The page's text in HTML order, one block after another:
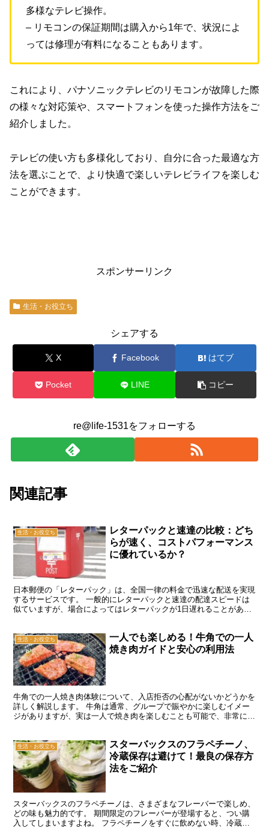
多様なテレビ操作。
– リモコンの保証期間は購入から1年で、状況によ
っては修理が有料になることもあります。
これにより、パナソニックテレビのリモコンが故障した際
の様々な対応策や、スマートフォンを使った操作方法をご
紹介しました。
テレビの使い方も多様化しており、自分に合った最適な方
法を選ぶことで、より快適で楽しいテレビライフを楽しむ
ことができます。
スポンサーリンク
生活・お役立ち
シェアする
X Facebook はてブ
Pocket LINE コピー
re@life-1531をフォローする
関連記事
生活・お役立ち
レターパックと速達の比較：どち
らが速く、コストパフォーマンス
に優れているか？
日本郵便の「レターパック」は、全国一律の料金で迅速な配送を実現
するサービスです。 一般的にレターパックと速達の配達スピードは
似ていますが、場合によってはレターパックが1日遅れることがあり
生活・お役立ち
一人でも楽しめる！牛角での一人
焼き肉ガイドと安心の利用法
牛角での一人焼き肉体験について、入店拒否の心配がないかどうかを
詳しく解説します。 牛角は通常、グループで賑やかに楽しむイメー
ジがありますが、実は一人で焼き肉を楽しむことも可能で、非常に快
生活・お役立ち
スターバックスのフラペチーノ、
冷蔵保存は避けて！最良の保存方
法をご紹介
スターバックスのフラペチーノは、さまざまなフレーバーで楽しめ、
どの味も魅力的です。 期間限定のフレーバーが登場すると、つい購
入してしまいますよね。 フラペチーノをすぐに飲めない時、冷蔵庫